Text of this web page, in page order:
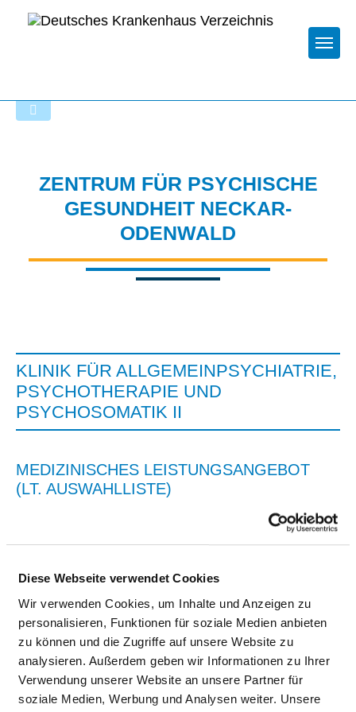
Diese Webseite verwendet Cookies
Wir verwenden Cookies, um Inhalte und Anzeigen zu
personalisieren, Funktionen für soziale Medien anbieten
zu können und die Zugriffe auf unsere Website zu
analysieren. Außerdem geben wir Informationen zu Ihrer
Verwendung unserer Website an unsere Partner für
soziale Medien, Werbung und Analysen weiter. Unsere
ZENTRUM FÜR PSYCHISCHE
GESUNDHEIT NECKAR-
ODENWALD
KLINIK FÜR ALLGEMEINPSYCHIATRIE,
PSYCHOTHERAPIE UND
PSYCHOSOMATIK II
MEDIZINISCHES LEISTUNGSANGEBOT
(LT. AUSWAHLLISTE)
SCHLÜSSEL
Anpassungsstörungen
Psychosomatische Störungen VP00
Organisch-psychische Störungen
Zwangsstörungen VP00
Akute psychische
VP00